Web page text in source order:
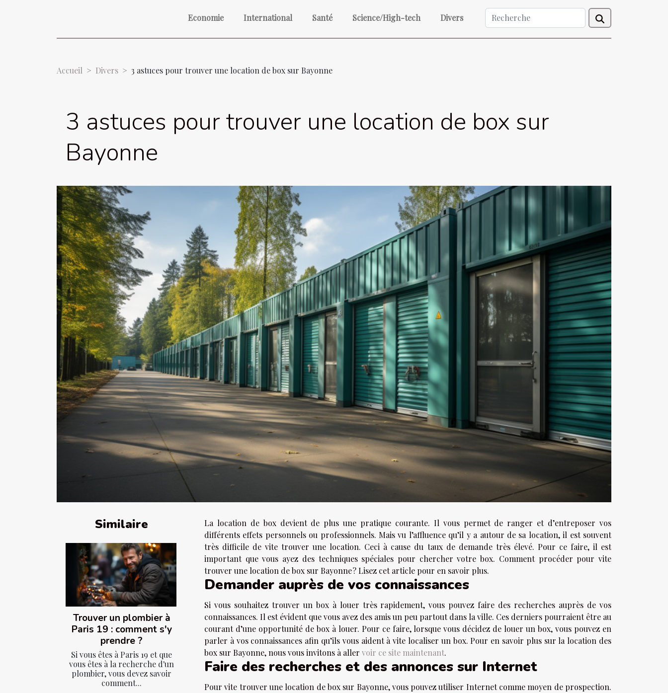
Economie International Santé Science/High-tech Divers
Accueil Divers 3 astuces pour trouver une location de box sur Bayonne
3 astuces pour trouver une location de box sur
Bayonne
Similaire
Trouver un plombier à
Paris 19 : comment s'y
prendre ?
Si vous êtes à Paris 19 et que
vous êtes à la recherche d'un
plombier, vous devez savoir
comment...
La location de box devient de plus une pratique courante. Il vous permet de ranger et d’entreposer vos
différents effets personnels ou professionnels. Mais vu l’affluence qu’il y a autour de sa location, il est souvent
très difficile de vite trouver une location. Ceci à cause du taux de demande très élevé. Pour ce faire, il est
important que vous ayez des techniques spéciales pour chercher votre box. Comment procéder pour vite
trouver une location de box sur Bayonne ? Lisez cet article pour en savoir plus.
Demander auprès de vos connaissances
Si vous souhaitez trouver un box à louer très rapidement, vous pouvez faire des recherches auprès de vos
connaissances. Il est évident que vous avez des amis un peu partout dans la ville. Ces derniers pourraient être au
courant d’une opportunité de box à louer. Pour ce faire, lorsque vous décidez de louer un box, vous pouvez en
parler à vos connaissances afin qu’ils vous aident à vite localiser un box. Pour en savoir plus sur la location des
box sur Bayonne, nous vous invitons à aller voir ce site maintenant.
Faire des recherches et des annonces sur Internet
Pour vite trouver une location de box sur Bayonne, vous pouvez utiliser Internet comme moyen de prospection.